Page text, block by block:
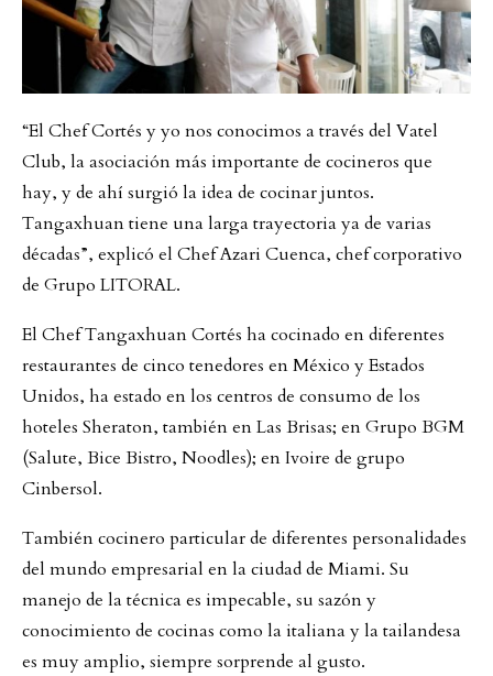
“El Chef Cortés y yo nos conocimos a través del Vatel
Club, la asociación más importante de cocineros que
hay, y de ahí surgió la idea de cocinar juntos.
Tangaxhuan tiene una larga trayectoria ya de varias
décadas”, explicó el Chef Azari Cuenca, chef corporativo
de Grupo LITORAL.
El Chef Tangaxhuan Cortés ha cocinado en diferentes
restaurantes de cinco tenedores en México y Estados
Unidos, ha estado en los centros de consumo de los
hoteles Sheraton, también en Las Brisas; en Grupo BGM
(Salute, Bice Bistro, Noodles); en Ivoire de grupo
Cinbersol.
También cocinero particular de diferentes personalidades
del mundo empresarial en la ciudad de Miami. Su
manejo de la técnica es impecable, su sazón y
conocimiento de cocinas como la italiana y la tailandesa
es muy amplio, siempre sorprende al gusto.